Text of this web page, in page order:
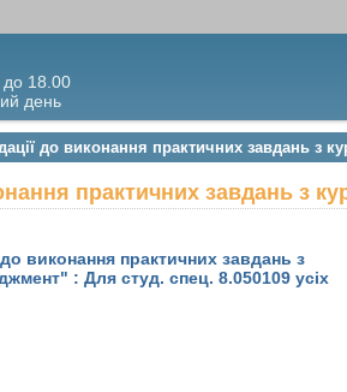
до 18.00
день
до виконання практичних завдань з
практичних завдань з
виконання практичних завдань з
: Для студ. спец. 8.050109 усіх